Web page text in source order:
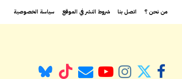
من نحن ؟ اتصل بنا شروط النشر في الموقع سياسة الخصوصية